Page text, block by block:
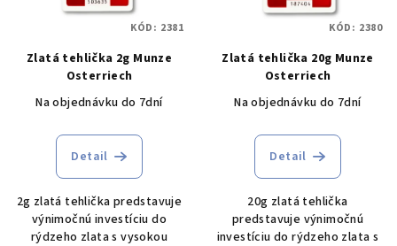
v
Zlatá tehlička 2g Munze
Osterriech
Na objednávku do 7dní
Detail
2g zlatá tehlička predstavuje
výnimočnú investíciu do
rýdzeho zlata s vysokou
KÓD: 2381
Zlatá tehlička 20g Munze
Osterriech
Na objednávku do 7dní
Detail
20g zlatá tehlička
predstavuje výnimočnú
investíciu do rýdzeho zlata s
KÓD: 2380